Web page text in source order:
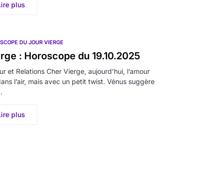
plus
DU JOUR VIERGE
: Horoscope du 19.10.2025
et Relations Cher Vierge, aujourd’hui, l’amour
l’air, mais avec un petit twist. Vénus suggère
plus